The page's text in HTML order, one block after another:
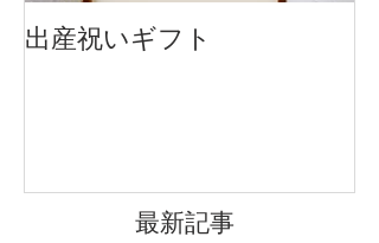
出産祝いギフト
最新記事